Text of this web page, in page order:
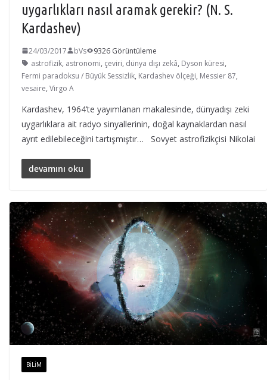
uygarlıkları nasıl aramak gerekir? (N. S.
Kardashev)
24/03/2017 bVs
9326 Görüntüleme
astrofizik, astronomi, çeviri, dünya dışı zekâ, Dyson küresi,
Fermi paradoksu / Büyük Sessizlik, Kardashev ölçeği, Messier 87,
vesaire, Virgo A
Kardashev, 1964’te yayımlanan makalesinde, dünyadışı zeki
uygarlıklara ait radyo sinyallerinin, doğal kaynaklardan nasıl
ayrıt edilebileceğini tartışmıştır… Sovyet astrofizikçisi Nikolai
devamını oku
BILIM